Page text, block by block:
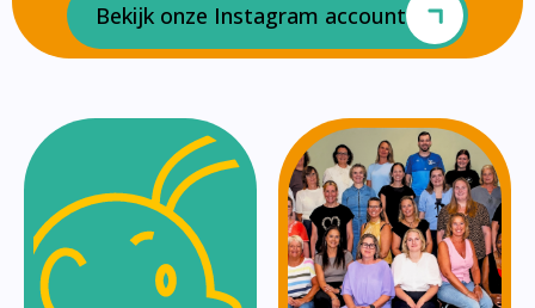
Bekijk onze Instagram account